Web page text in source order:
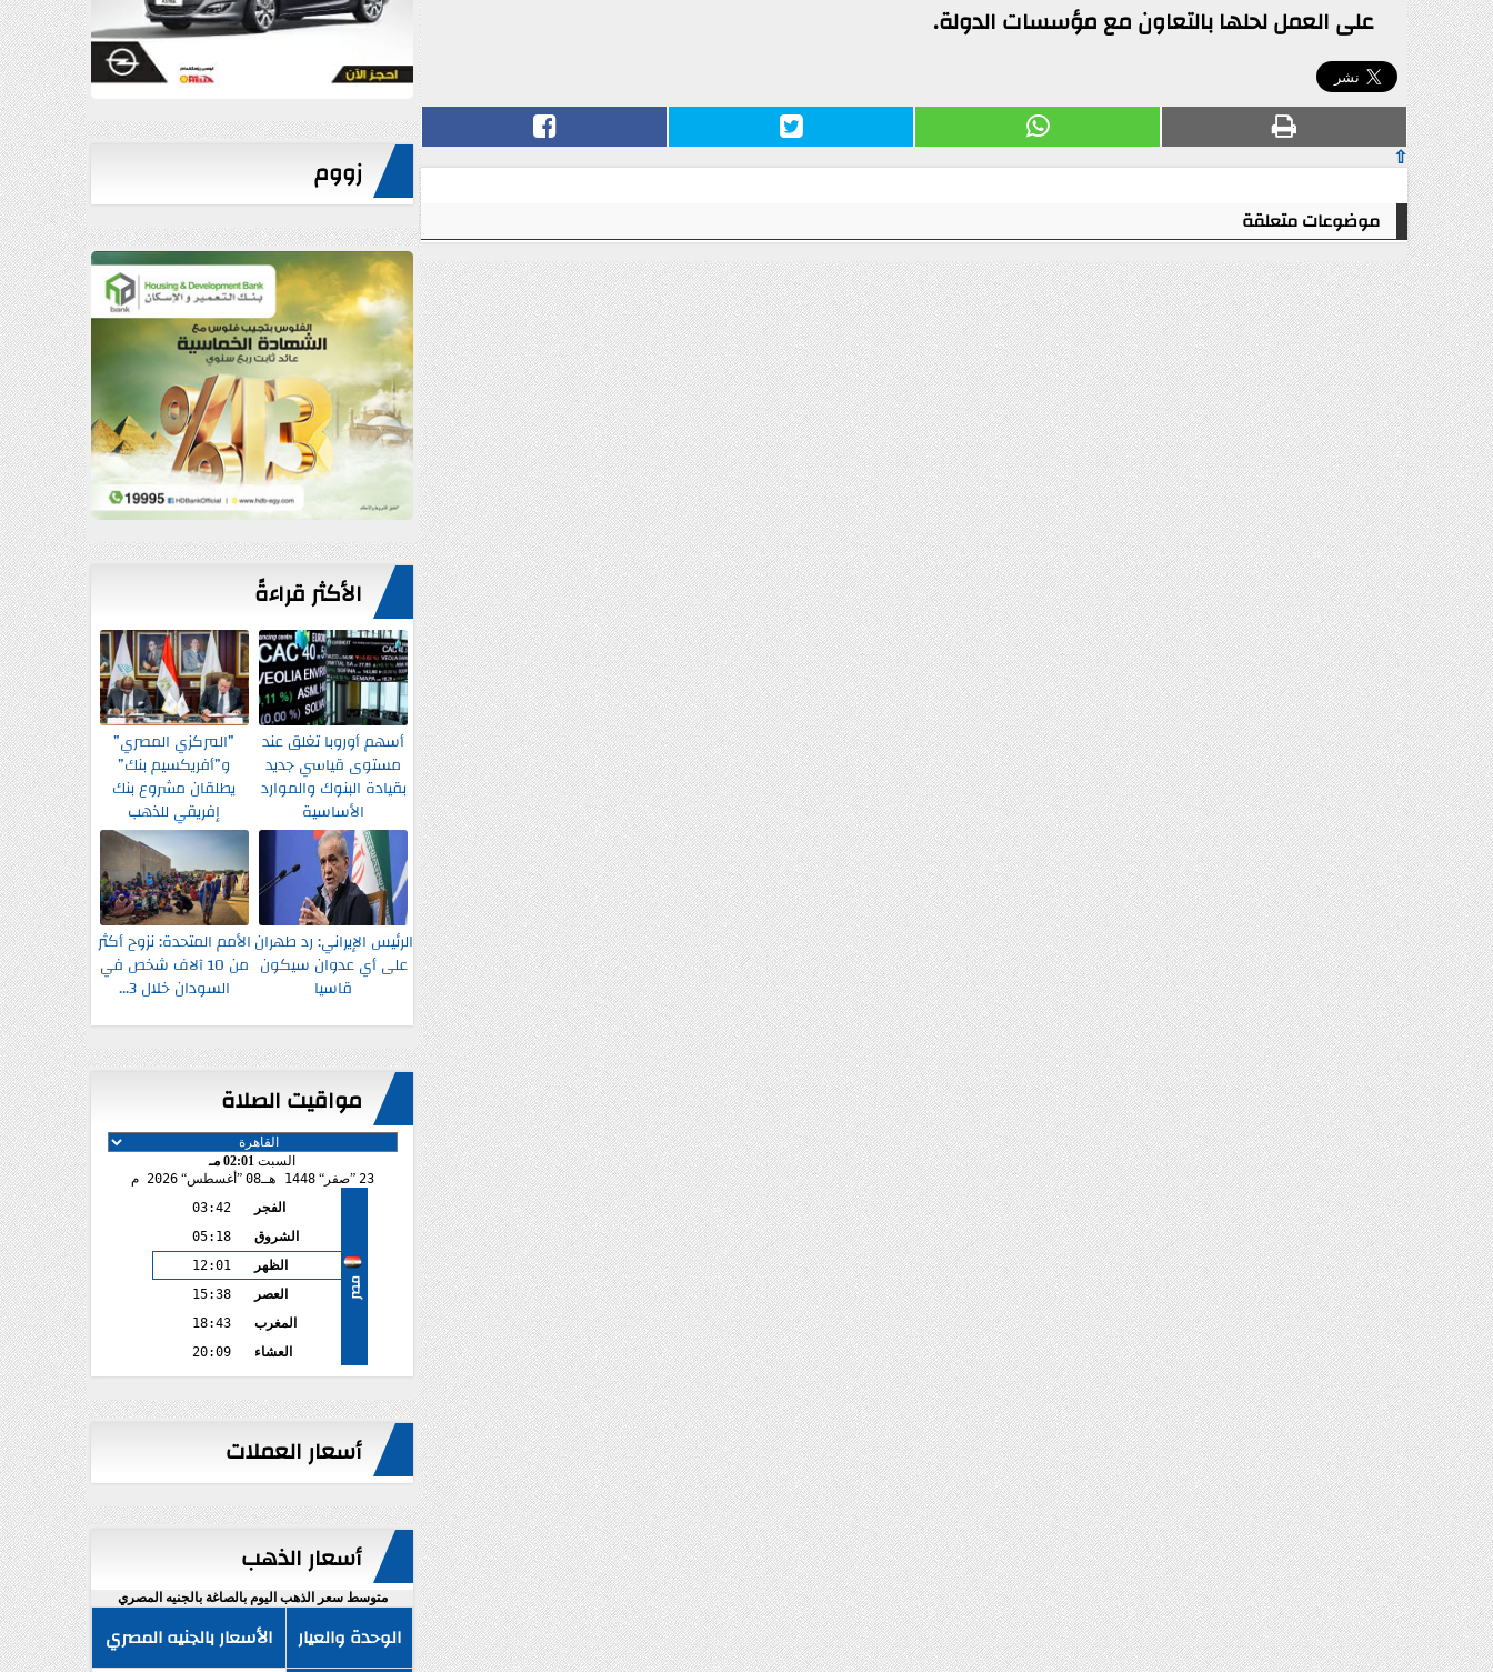
على العمل لحلها بالتعاون مع مؤسسات الدولة.
⇧
موضوعات متعلقة
زووم
الأكثر قراءةً
أسهم أوروبا تغلق عند
مستوى قياسي جديد
بقيادة البنوك والموارد
الأساسية
”المركزي المصري”
و”أفريكسيم بنك”
يطلقان مشروع بنك
إفريقي للذهب
الرئيس الإيراني: رد طهران
على أي عدوان سيكون
قاسيا
الأمم المتحدة: نزوح أكثر
من 10 آلاف شخص في
السودان خلال 3...
مواقيت الصلاة
السبت 02:01 مـ
23
صفر 1448 هـ 08 أغسطس 2026 م
مصر
الفجر
03:42
الشروق
05:18
الظهر
12:01
العصر
15:38
المغرب
18:43
العشاء
20:09
أسعار العملات
أسعار الذهب
متوسط سعر الذهب اليوم بالصاغة بالجنيه المصري
الوحدة والعيار الأسعار بالجنيه المصري